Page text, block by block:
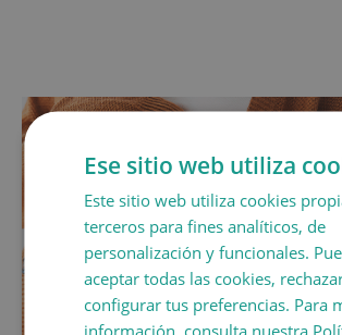
¿Cuál es el
tratamiento para
Si no sabes qué tratamiento
más a ti, prueba
prediagnóstico online
Ese sitio web utiliza
Este sitio web utiliza cookies
terceros para fines analíticos, de
personalización y funcionales.
aceptar todas las cookies,
configurar tus preferencias. Para
información, consulta nuestra